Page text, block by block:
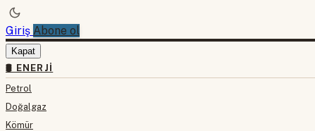
Giriş Abone ol
Kapat
🛢 ENERJI
Petrol
Doğalgaz
Kömür